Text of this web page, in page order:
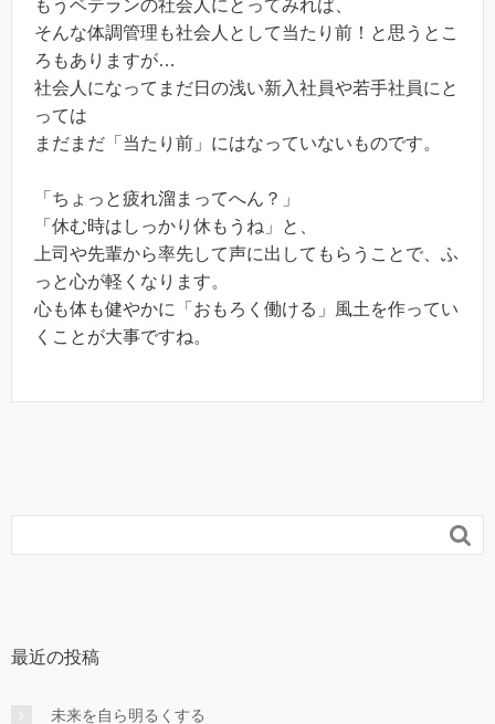
もうベテランの社会人にとってみれば、
そんな体調管理も社会人として当たり前！と思うとこ
ろもありますが…
社会人になってまだ日の浅い新入社員や若手社員にと
っては
まだまだ「当たり前」にはなっていないものです。
「ちょっと疲れ溜まってへん？」
「休む時はしっかり休もうね」と、
上司や先輩から率先して声に出してもらうことで、ふ
っと心が軽くなります。
心も体も健やかに「おもろく働ける」風土を作ってい
くことが大事ですね。

最近の投稿
未来を自ら明るくする